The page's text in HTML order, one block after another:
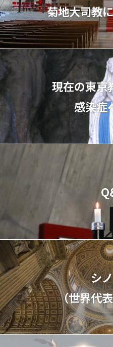
菊地⼤司教
現在の東京
感染症
シ
（世界代